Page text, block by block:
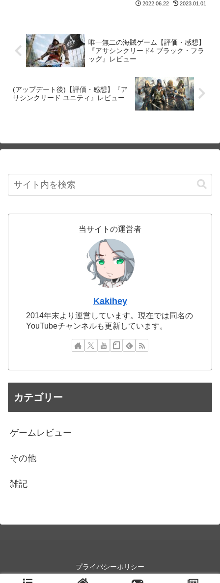
2022.06.22 2023.01.01
唯一無二の海賊ゲーム【評価・感想】
『アサシンクリード4 ブラック・フラ
ッグ』レビュー
(アップデート後)【評価・感想】『ア
サシンクリード ユニティ』レビュー
当サイトの運営者
Kakihey
2014年末より運営しています。現在では同名の
YouTubeチャンネルも更新しています。
カテゴリー
ゲームレビュー
その他
雑記
プライバシーポリシー